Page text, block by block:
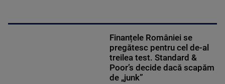
Finanțele României se
pregătesc pentru cel de-al
treilea test. Standard &
Poor’s decide dacă scapăm
de „junk”